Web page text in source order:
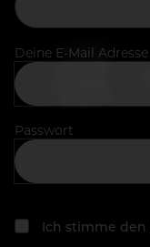
Deine E-Mail Adresse
Passwort
Ich stimme den